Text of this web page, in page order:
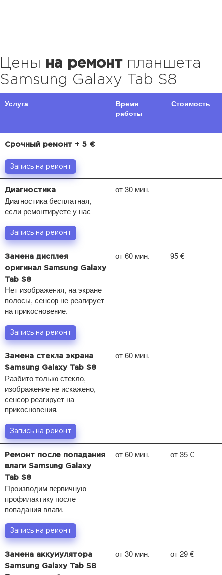
Цены на ремонтпланшета
Samsung Galaxy Tab S8
Услуга
Время
работы
Стоимость
Срочный ремонт + 5 €
Запись на ремонт
Диагностика
Диагностика бесплатная,
если ремонтируете у нас
от 30 мин.
Запись на ремонт
Замена дисплея
оригинал Samsung Galaxy
Tab S8
Нет изображения, на экране
полосы, сенсор не реагирует
на прикосновение.
от 60 мин. 95 €
Запись на ремонт
Замена стекла экрана
Samsung Galaxy Tab S8
Разбито только стекло,
изображение не искажено,
сенсор реагирует на
прикосновения.
от 60 мин.
Запись на ремонт
Ремонт после попадания
влаги Samsung Galaxy
Tab S8
Производим первичную
профилактику после
попадания влаги.
от 60 мин. от 35 €
Запись на ремонт
Замена аккумулятора
Samsung Galaxy Tab S8
от 30 мин. от 29 €